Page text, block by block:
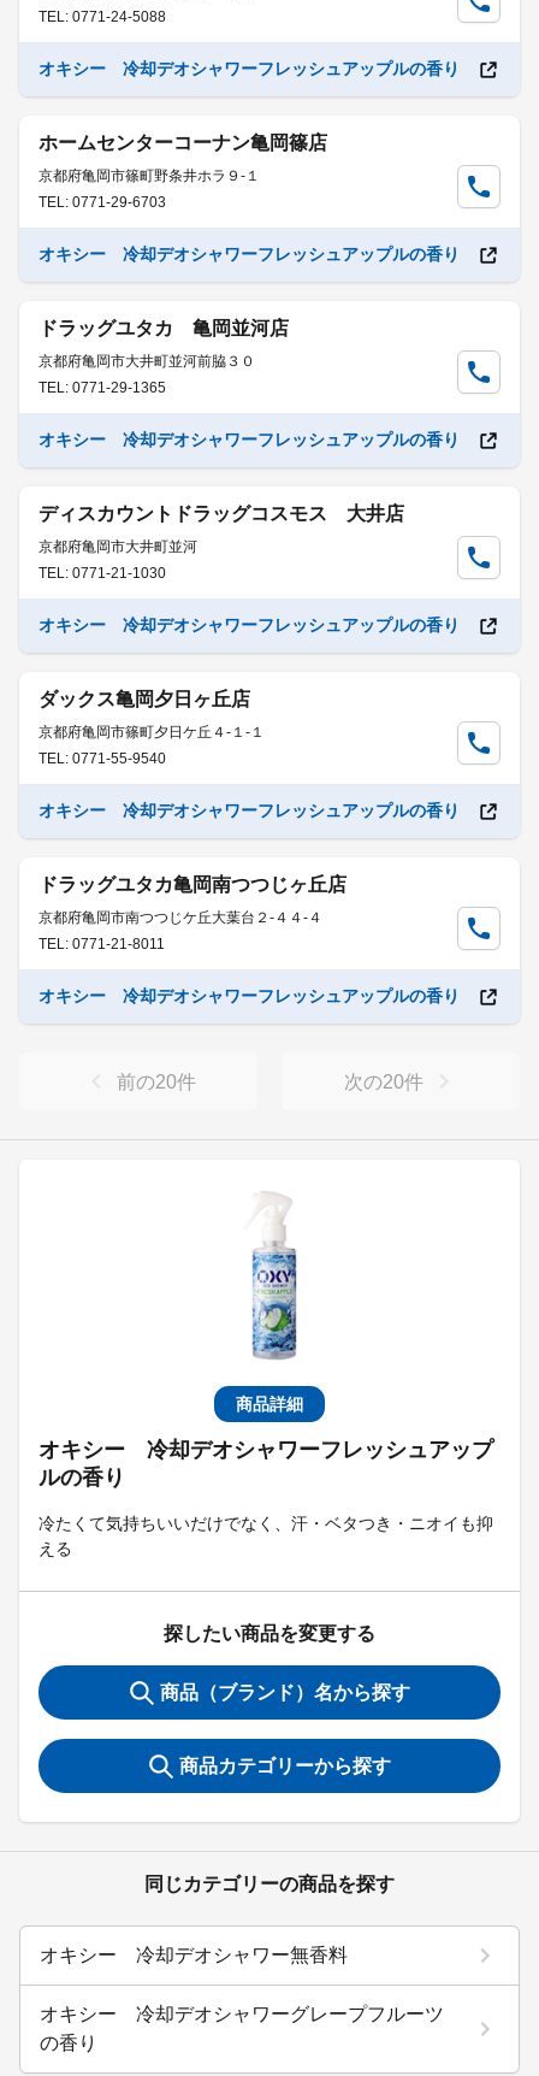
商品詳細
オキシー 冷却デオシャワーフレッシュアップ
ルの香り
冷たくて気持ちいいだけでなく、汗・ベタつき・ニオイも抑
える
探したい商品を変更する
商品（ブランド）名から探す
商品カテゴリーから探す
同じカテゴリーの商品を探す
オキシー 冷却デオシャワー無香料
オキシー 冷却デオシャワーグレープフルーツ
の香り
TEL: 0771-24-5088
オキシー 冷却デオシャワーフレッシュアップルの香り
ホームセンターコーナン亀岡篠店
京都府亀岡市篠町野条井ホラ９-１
TEL: 0771-29-6703
オキシー 冷却デオシャワーフレッシュアップルの香り
ドラッグユタカ 亀岡並河店
京都府亀岡市大井町並河前脇３０
TEL: 0771-29-1365
オキシー 冷却デオシャワーフレッシュアップルの香り
ディスカウントドラッグコスモス 大井店
京都府亀岡市大井町並河
TEL: 0771-21-1030
オキシー 冷却デオシャワーフレッシュアップルの香り
ダックス亀岡夕日ヶ丘店
京都府亀岡市篠町夕日ケ丘４-１-１
TEL: 0771-55-9540
オキシー 冷却デオシャワーフレッシュアップルの香り
ドラッグユタカ亀岡南つつじヶ丘店
京都府亀岡市南つつじケ丘大葉台２-４４-４
TEL: 0771-21-8011
オキシー 冷却デオシャワーフレッシュアップルの香り
前の20件 次の20件